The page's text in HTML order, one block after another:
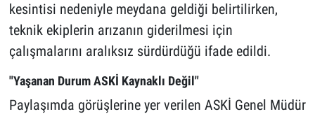
kesintisi nedeniyle meydana geldiği belirtilirken,
teknik ekiplerin arızanın giderilmesi için
çalışmalarını aralıksız sürdürdüğü ifade edildi.
"Yaşanan Durum ASKİ Kaynaklı Değil"
Paylaşımda görüşlerine yer verilen ASKİ Genel Müdür